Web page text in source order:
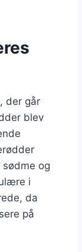
der går
blev
og
i
da
på